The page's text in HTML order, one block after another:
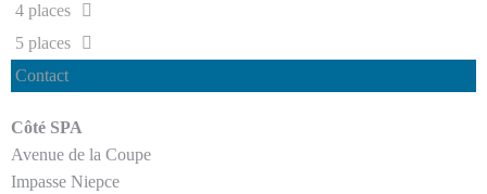
4 places
5 places
Contact
Côté SPA
Avenue de la Coupe
Impasse Niepce